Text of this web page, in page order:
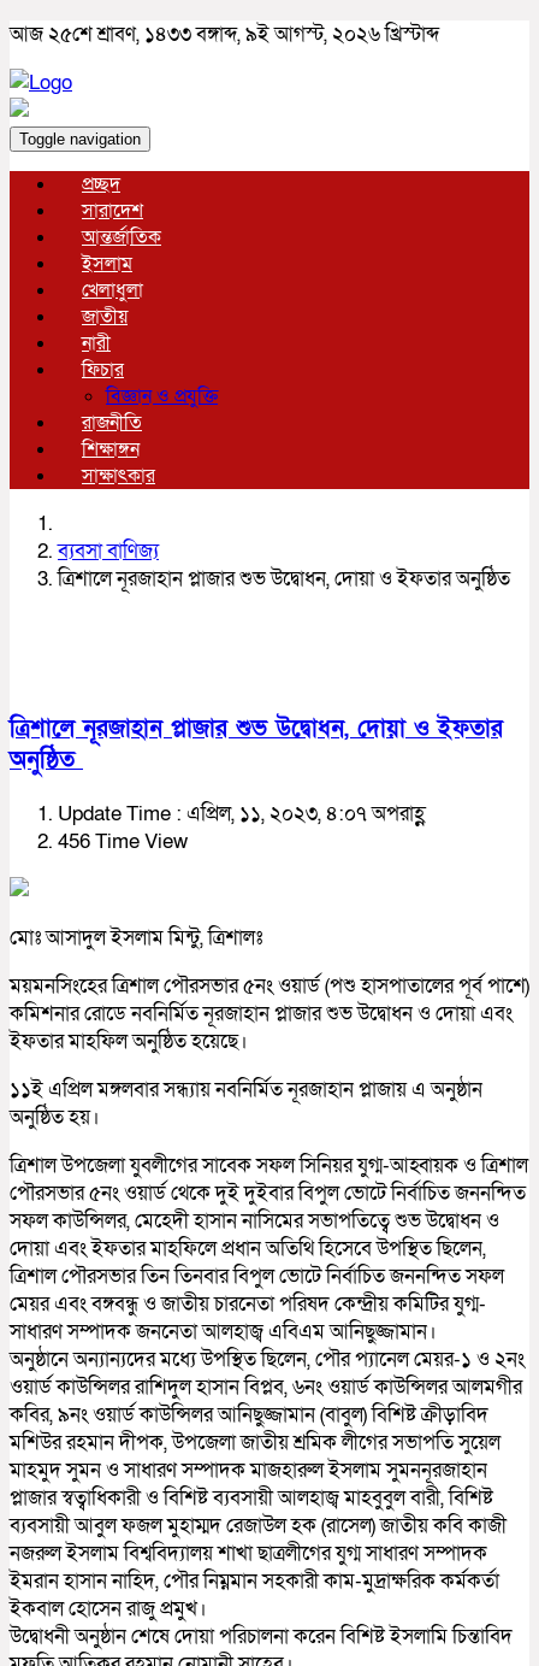
আজ ২৫শে শ্রাবণ, ১৪৩৩ বঙ্গাব্দ, ৯ই আগস্ট, ২০২৬ খ্রিস্টাব্দ
Toggle navigation
প্রচ্ছদ
সারাদেশ
আন্তর্জাতিক
ইসলাম
খেলাধুলা
জাতীয়
নারী
ফিচার
বিজ্ঞান ও প্রযুক্তি
রাজনীতি
শিক্ষাঙ্গন
সাক্ষাৎকার
ব্যবসা বাণিজ্য
ত্রিশালে নূরজাহান প্লাজার শুভ উদ্বোধন, দোয়া ও ইফতার অনুষ্ঠিত
ত্রিশালে নূরজাহান প্লাজার শুভ উদ্বোধন, দোয়া ও ইফতার
অনুষ্ঠিত
Update Time : এপ্রিল, ১১, ২০২৩, ৪:০৭ অপরাহ্ণ
456 Time View
মোঃ আসাদুল ইসলাম মিন্টু, ত্রিশালঃ
ময়মনসিংহের ত্রিশাল পৌরসভার ৫নং ওয়ার্ড (পশু হাসপাতালের পূর্ব পাশে)
কমিশনার রোডে নবনির্মিত নূরজাহান প্লাজার শুভ উদ্বোধন ও দোয়া এবং
ইফতার মাহফিল অনুষ্ঠিত হয়েছে।
১১ই এপ্রিল মঙ্গলবার সন্ধ্যায় নবনির্মিত নূরজাহান প্লাজায় এ অনুষ্ঠান
অনুষ্ঠিত হয়।
ত্রিশাল উপজেলা যুবলীগের সাবেক সফল সিনিয়র যুগ্ম-আহ্বায়ক ও ত্রিশাল
পৌরসভার ৫নং ওয়ার্ড থেকে দুই দুইবার বিপুল ভোটে নির্বাচিত জননন্দিত
সফল কাউন্সিলর, মেহেদী হাসান নাসিমের সভাপতিত্বে শুভ উদ্বোধন ও
দোয়া এবং ইফতার মাহফিলে প্রধান অতিথি হিসেবে উপস্থিত ছিলেন,
ত্রিশাল পৌরসভার তিন তিনবার বিপুল ভোটে নির্বাচিত জননন্দিত সফল
মেয়র এবং বঙ্গবন্ধু ও জাতীয় চারনেতা পরিষদ কেন্দ্রীয় কমিটির যুগ্ম-
সাধারণ সম্পাদক জননেতা আলহাজ্ব এবিএম আনিছুজ্জামান।
অনুষ্ঠানে অন্যান্যদের মধ্যে উপস্থিত ছিলেন, পৌর প্যানেল মেয়র-১ ও ২নং
ওয়ার্ড কাউন্সিলর রাশিদুল হাসান বিপ্লব, ৬নং ওয়ার্ড কাউন্সিলর আলমগীর
কবির, ৯নং ওয়ার্ড কাউন্সিলর আনিছুজ্জামান (বাবুল) বিশিষ্ট ক্রীড়াবিদ
মশিউর রহমান দীপক, উপজেলা জাতীয় শ্রমিক লীগের সভাপতি সুয়েল
মাহমুদ সুমন ও সাধারণ সম্পাদক মাজহারুল ইসলাম সুমননূরজাহান
প্লাজার স্বত্বাধিকারী ও বিশিষ্ট ব্যবসায়ী আলহাজ্ব মাহবুবুল বারী, বিশিষ্ট
ব্যবসায়ী আবুল ফজল মুহাম্মদ রেজাউল হক (রাসেল) জাতীয় কবি কাজী
নজরুল ইসলাম বিশ্ববিদ্যালয় শাখা ছাত্রলীগের যুগ্ম সাধারণ সম্পাদক
ইমরান হাসান নাহিদ, পৌর নিম্নমান সহকারী কাম-মুদ্রাক্ষরিক কর্মকর্তা
ইকবাল হোসেন রাজু প্রমুখ।
উদ্বোধনী অনুষ্ঠান শেষে দোয়া পরিচালনা করেন বিশিষ্ট ইসলামি চিন্তাবিদ